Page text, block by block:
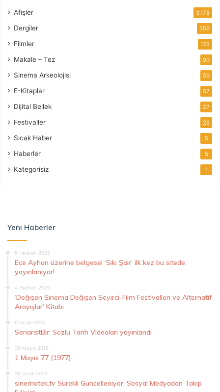
Afişler 3.178
Dergiler 356
Filmler 122
Makale – Tez 90
Sinema Arkeolojisi 59
E-Kitaplar 57
Dijital Bellek 27
Festivaller 25
Sıcak Haber 5
Haberler 5
Kategorisiz 1
Yeni Haberler
5 Haziran 2025
Ece Ayhan üzerine belgesel ‘Sıkı Şair’ ilk kez bu sitede
yayınlanıyor!
4 Haziran 2025
‘Değişen Sinema Değişen Seyirci-Film Festivalleri ve Alternatif
Arayışlar’ Kitabı
6 Ocak 2023
SenaristBir: Sözlü Tarih Videoları yayınlandı
30 Mayıs 2015
1 Mayıs 77 (1977)
26 Ocak 2015
sinematek.tv Sürekli Güncelleniyor, Sosyal Medyadan Takip